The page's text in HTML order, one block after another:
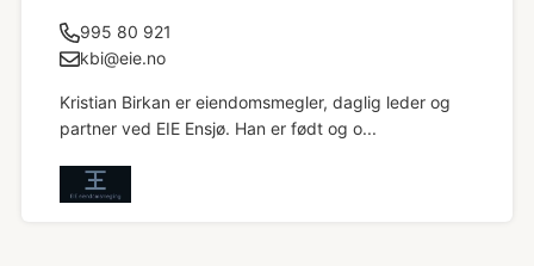
995 80 921
kbi@eie.no
Kristian Birkan er eiendomsmegler, daglig leder og
partner ved EIE Ensjø. Han er født og o...